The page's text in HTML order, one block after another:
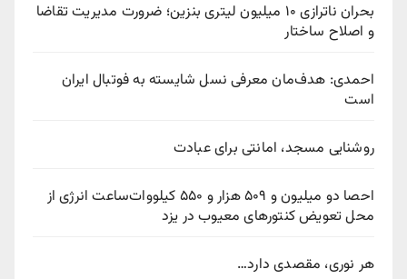
بحران ناترازی ۱۰ میلیون لیتری بنزین؛ ضرورت مدیریت تقاضا
و اصلاح ساختار
احمدی: هدف‌مان معرفی نسل شایسته به فوتبال ایران
است
روشنایی مسجد، امانتی برای عبادت
احصا دو میلیون و ۵۰۹ هزار و ۵۵۰ کیلووات‌ساعت انرژی از
محل تعویض کنتورهای معیوب در یزد
هر نوری، مقصدی دارد…